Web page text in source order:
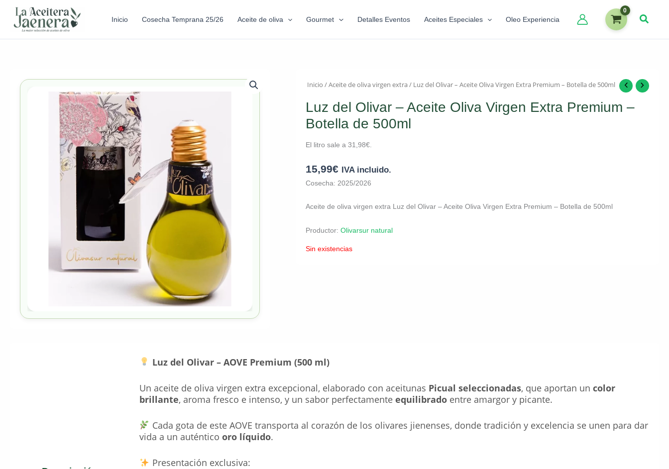
Inicio Cosecha Temprana 25/26 Aceite de oliva Gourmet Detalles Eventos Aceites Especiales Oleo Experiencia
Inicio /Aceite de oliva virgen extra/ Luz del Olivar – Aceite Oliva Virgen Extra Premium – Botella de 500ml
Luz del Olivar – Aceite Oliva Virgen Extra Premium –
Botella de 500ml
El litro sale a 31,98€.
15,99€ IVA incluido.
Cosecha: 2025/2026
Aceite de oliva virgen extra Luz del Olivar – Aceite Oliva Virgen Extra Premium – Botella de 500ml
Productor: Olivarsur natural
Sin existencias
Luz del Olivar – AOVE Premium (500 ml)
Un aceite de oliva virgen extra excepcional, elaborado con aceitunas Picual seleccionadas, que aportan un color
brillante, aroma fresco e intenso, y un sabor perfectamente equilibrado entre amargor y picante.
Cada gota de este AOVE transporta al corazón de los olivares jienenses, donde tradición y excelencia se unen para dar
vida a un auténtico oro líquido.
Presentación exclusiva: